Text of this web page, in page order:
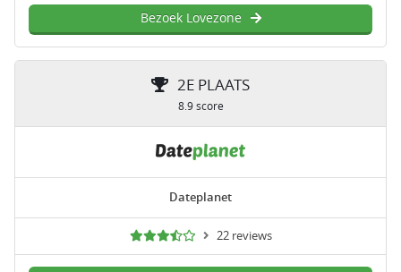
Bezoek Lovezone
2E PLAATS
8.9 score
Dateplanet
22 reviews